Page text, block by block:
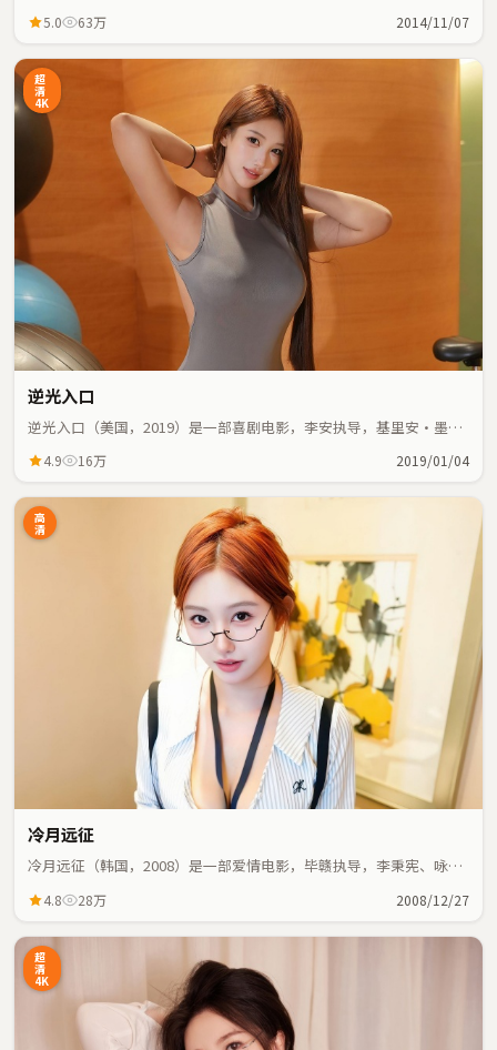
5.0 63万 2014/11/07
超
清
4K
逆光入口
逆光入口（美国，2019）是一部喜剧电影，李安执导，基里安·墨
4.9 16万 2019/01/04
高
清
冷月远征
冷月远征（韩国，2008）是一部爱情电影，毕赣执导，李秉宪、咏梅
4.8 28万 2008/12/27
超
清
4K